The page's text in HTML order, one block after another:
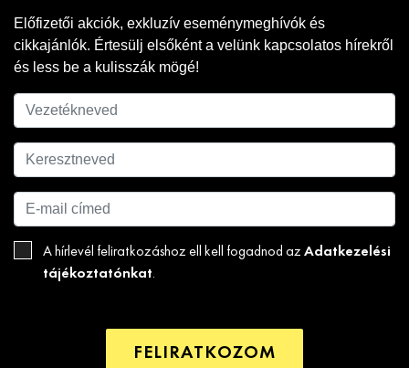
Előfizetői akciók, exkluzív eseménymeghívók és
cikkajánlók. Értesülj elsőként a velünk kapcsolatos hírekről
és less be a kulisszák mögé!
A hírlevél feliratkozáshoz ell kell fogadnod az Adatkezelési
tájékoztatónkat.
FELIRATKOZOM